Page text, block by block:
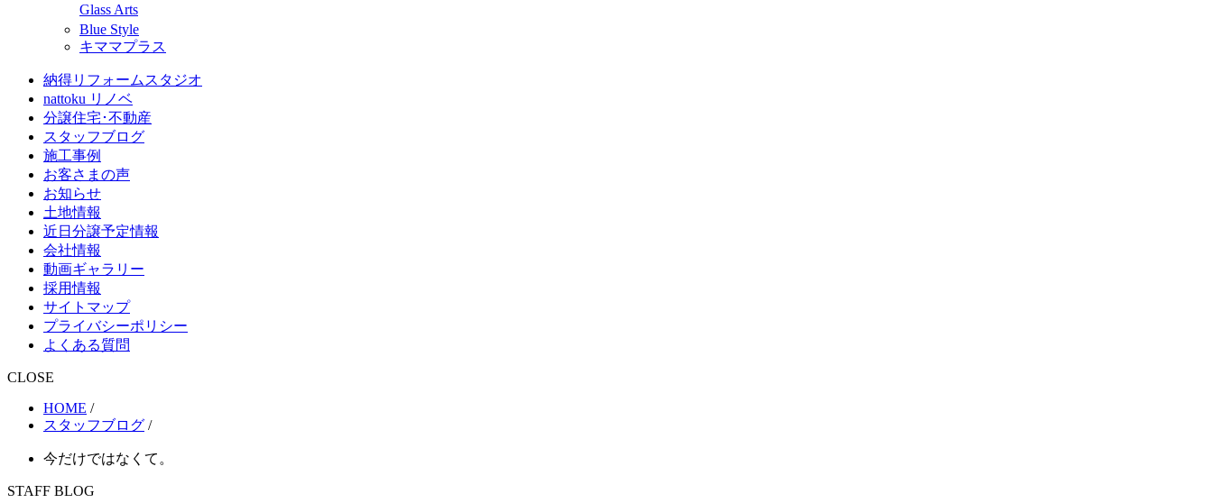
Glass Arts
Blue Style
キママプラス
納得リフォームスタジオ
nattoku リノベ
分譲住宅･不動産
スタッフブログ
施工事例
お客さまの声
お知らせ
土地情報
近日分譲予定情報
会社情報
動画ギャラリー
採用情報
サイトマップ
プライバシーポリシー
よくある質問
CLOSE
HOME /
スタッフブログ /
今だけではなくて。
STAFF BLOG